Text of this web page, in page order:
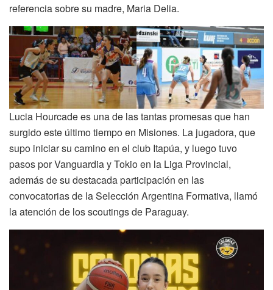
referencia sobre su madre, Maria Delia.
Lucia Hourcade es una de las tantas promesas que han
surgido este último tiempo en Misiones. La jugadora, que
supo iniciar su camino en el club Itapúa, y luego tuvo
pasos por Vanguardia y Tokio en la Liga Provincial,
además de su destacada participación en las
convocatorias de la Selección Argentina Formativa, llamó
la atención de los scoutings de Paraguay.